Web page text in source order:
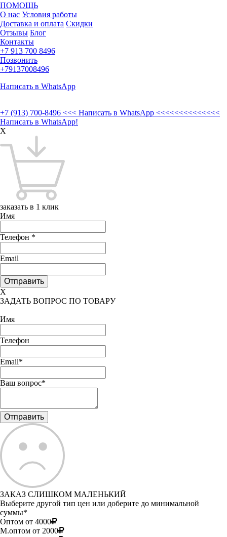
ПОМОЩЬ
О нас Условия работы
Доставка и оплата Скидки
Отзывы Блог
Контакты
+7 913 700 8496
Позвонить
+79137008496
Написать в WhatsApp
+7 (913) 700-8496 <<< Написать в WhatsApp <<<<<<<<<<<<<<
Написать в WhatsApp!
X
заказать в 1 клик
Имя
Телефон *
Email
X
ЗАДАТЬ ВОПРОС ПО ТОВАРУ
Имя
Телефон
Email*
Ваш вопрос*
ЗАКАЗ СЛИШКОМ МАЛЕНЬКИЙ
Выберите другой тип цен или доберите до минимальной
суммы*
Оптом от 4000
М.оптом от 2000